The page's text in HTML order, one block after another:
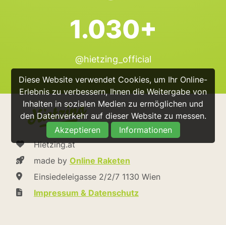
Diese Website verwendet Cookies, um Ihr Online-
Erlebnis zu verbessern, Ihnen die Weitergabe von
Inhalten in sozialen Medien zu ermöglichen und
den Datenverkehr auf dieser Website zu messen.
Akzeptieren
Informationen
1.030+
@hietzing_official
Hietzing.at
made by Online Raketen
Einsiedeleigasse 2/2/7 1130 Wien
Impressum & Datenschutz